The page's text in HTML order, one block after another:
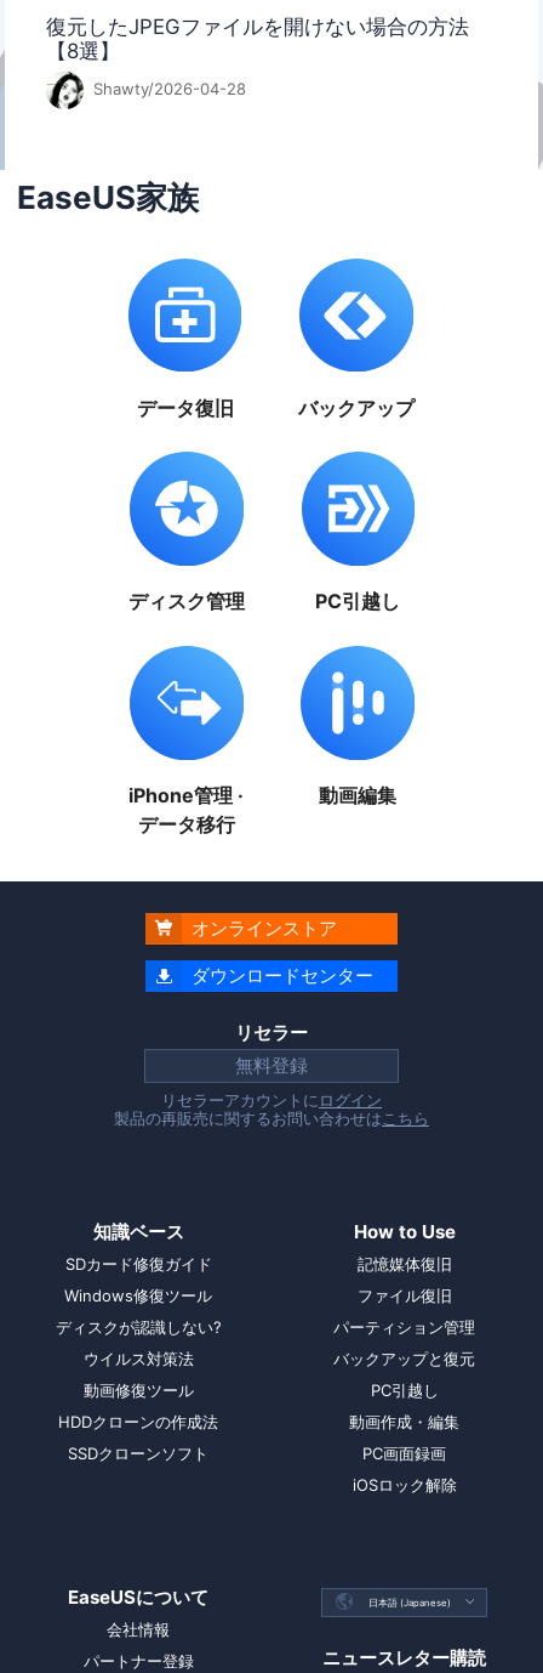
復元したJPEGファイルを開けない場合の方法
【8選】
Shawty/2026-04-28
EaseUS家族
データ復旧 バックアップ
ディスク管理 PC引越し
iPhone管理 ·
データ移行
動画編集
 オンラインストア
 ダウンロードセンター
リセラー
無料登録
リセラーアカウントに ログイン
製品の再販売に関するお問い合わせは こちら
知識ベース
SDカード修復ガイド
Windows修復ツール
ディスクが認識しない?
ウイルス対策法
動画修復ツール
HDDクローンの作成法
SSDクローンソフト
How to Use
記憶媒体復旧
ファイル復旧
パーティション管理
バックアップと復元
PC引越し
動画作成・編集
PC画面録画
iOSロック解除
EaseUSについて
会社情報
パートナー登録
 日本語 (Japanese) 
ニュースレター購読